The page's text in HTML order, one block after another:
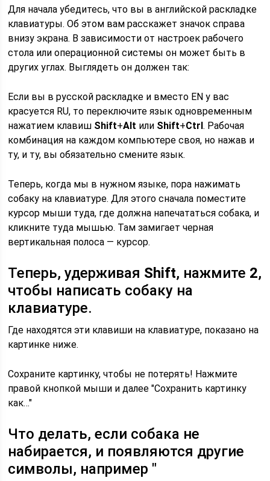
Для начала убедитесь, что вы в английской раскладке
клавиатуры. Об этом вам расскажет значок справа
внизу экрана. В зависимости от настроек рабочего
стола или операционной системы он может быть в
других углах. Выглядеть он должен так:
Если вы в русской раскладке и вместо EN у вас
красуется RU, то переключите язык одновременным
нажатием клавиш Shift+Alt или Shift+Ctrl. Рабочая
комбинация на каждом компьютере своя, но нажав и
ту, и ту, вы обязательно смените язык.
Теперь, когда мы в нужном языке, пора нажимать
собаку на клавиатуре. Для этого сначала поместите
курсор мыши туда, где должна напечататься собака, и
кликните туда мышью. Там замигает черная
вертикальная полоса — курсор.
Теперь, удерживая Shift, нажмите 2,
чтобы написать собаку на
клавиатуре.
Где находятся эти клавиши на клавиатуре, показано на
картинке ниже.
Сохраните картинку, чтобы не потерять! Нажмите
правой кнопкой мыши и далее "Сохранить картинку
как…"
Что делать, если собака не
набирается, и появляются другие
символы, например "